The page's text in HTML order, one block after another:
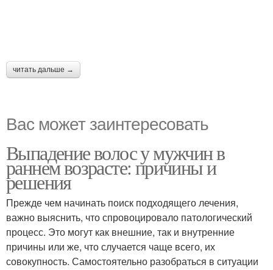
читать дальше →
Вас может заинтересовать
Выпадение волос у мужчин в
раннем возрасте: причины и
решения
Прежде чем начинать поиск подходящего лечения,
важно выяснить, что спровоцировало патологический
процесс. Это могут как внешние, так и внутренние
причины или же, что случается чаще всего, их
совокупность. Самостоятельно разобраться в ситуации